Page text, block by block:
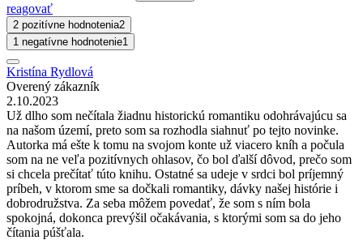
reagovať
2 pozitívne hodnotenia2
1 negatívne hodnotenie1
Kristína Rydlová
Overený zákazník
2.10.2023
Už dlho som nečítala žiadnu historickú romantiku odohrávajúcu sa
na našom území, preto som sa rozhodla siahnuť po tejto novinke.
Autorka má ešte k tomu na svojom konte už viacero kníh a počula
som na ne veľa pozitívnych ohlasov, čo bol ďalší dôvod, prečo som
si chcela prečítať túto knihu. Ostatné sa udeje v srdci bol príjemný
príbeh, v ktorom sme sa dočkali romantiky, dávky našej histórie i
dobrodružstva. Za seba môžem povedať, že som s ním bola
spokojná, dokonca prevýšil očakávania, s ktorými som sa do jeho
čítania púšťala.